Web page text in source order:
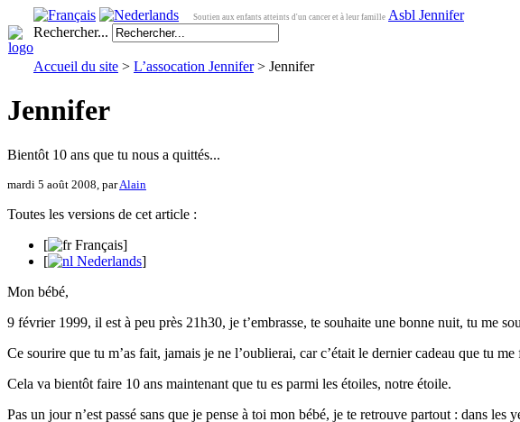
Soutien aux enfants atteints d'un cancer et à leur famille Asbl Jennifer
Rechercher...
Accueil du site > L’assocation Jennifer> Jennifer
Jennifer
Bientôt 10 ans que tu nous a quittés...
mardi 5 août 2008, parAlain
Toutes les versions de cet article :
[
Français]
[
Nederlands]
Mon bébé,
9 février 1999, il est à peu près 21h30, je t’embrasse, te souhaite une bonne nuit, tu me
Ce sourire que tu m’as fait, jamais je ne l’oublierai, car c’était le dernier cadeau que tu
Cela va bientôt faire 10 ans maintenant que tu es parmi les étoiles, notre étoile.
Pas un jour n’est passé sans que je pense à toi mon bébé, je te retrouve partout : dans